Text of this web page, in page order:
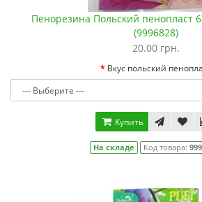
Пенорезина Польский пенопласт
(9996828)
20.00 грн.
Вкус польский
Купить
На складе Код товара: